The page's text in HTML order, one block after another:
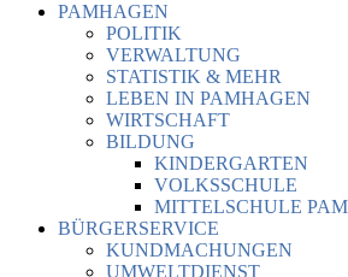
PAMHAGEN
POLITIK
VERWALTUNG
STATISTIK & MEHR
LEBEN IN PAMHAGEN
WIRTSCHAFT
BILDUNG
KINDERGARTEN
VOLKSSCHULE
MITTELSCHULE
BÜRGERSERVICE
KUNDMACHUNGEN
UMWELTDIENST